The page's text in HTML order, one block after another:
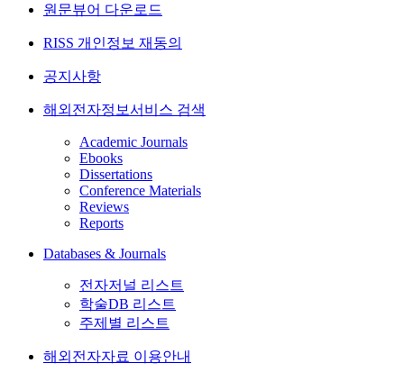
원문뷰어 다운로드
RISS 개인정보 재동의
공지사항
해외전자정보서비스 검색
Academic Journals
Ebooks
Dissertations
Conference Materials
Reviews
Reports
Databases & Journals
전자저널 리스트
학술DB 리스트
주제별 리스트
해외전자자료 이용안내